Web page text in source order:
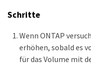
Schritte
Wenn ONTAP
erhöhen, sobald es
für das Volume mit